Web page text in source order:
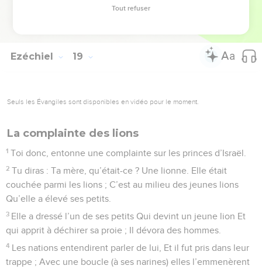
© Société biblique française – Bibli’O, 1978, avec autorisation. Pour vous procurer
Ezéchiel 19
Seuls les Évangiles sont disponibles en vidéo pour le moment.
La complainte des lions
1 Toi donc, entonne une complainte sur les princes d’Israël.
2 Tu diras : Ta mère, qu’était-ce ? Une lionne. Elle était
couchée parmi les lions ; C’est au milieu des jeunes lions
Qu’elle a élevé ses petits.
3 Elle a dressé l’un de ses petits Qui devint un jeune lion Et
qui apprit à déchirer sa proie ; Il dévora des hommes.
4 Les nations entendirent parler de lui, Et il fut pris dans leur
trappe ; Avec une boucle (à ses narines) elles l’emmenèrent
Tout refuser